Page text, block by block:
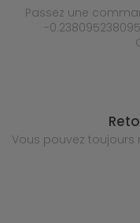
Passez une
-
Vous pouvez